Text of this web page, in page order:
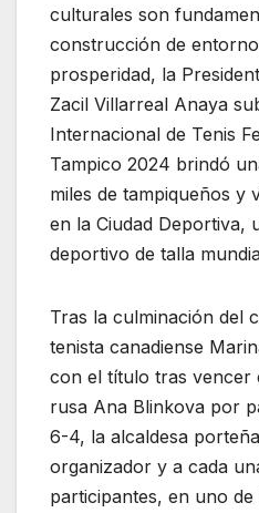
culturales son
construcción de
prosperidad, la
Zacil Villarreal Anaya
Internacional de Tenis
Tampico 2024 brindó
miles de tampiqueños y
en la Ciudad Deportiva,
deportivo de talla
Tras la culminación del
tenista canadiense
con el título tras vencer
rusa Ana Blinkova por
6-4, la alcaldesa
organizador y a cada
participantes, en uno